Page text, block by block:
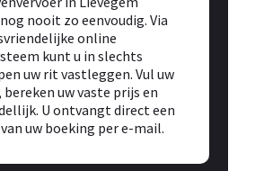
nooit zo eenvoudig. Via
online
kunt u in slechts
uw rit vastleggen. Vul uw
bereken uw vaste prijs en
U ontvangt direct een
uw boeking per e-mail.